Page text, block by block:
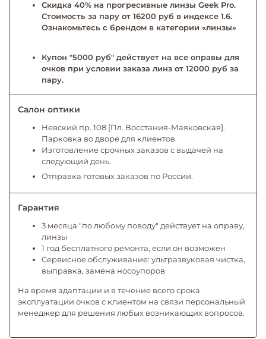
Скидка 40% на прогресивные линзы Geek Pro.
Стоимость за пару от 16200 руб в индексе 1.6.
Ознакомьтесь с брендом в категории «линзы»
Купон "5000 руб" действует на все оправы для
очков при условии заказа линз от 12000 руб за
пару.
Салон оптики
Невский пр. 108 [Пл. Восстания-Маяковская].
Парковка во дворе для клиентов
Изготовление срочных заказов с выдачей на
следующий день.
Отправка готовых заказов по России.
Гарантия
3 месяца "по любому поводу" действует на оправу,
линзы
1 год бесплатного ремонта, если он возможен
Сервисное обслуживание: ультразвуковая чистка,
выправка, замена носоупоров
На время адаптации и в течение всего срока
эксплуатации очков с клиентом на связи персональный
менеджер для решения любых возникающих вопросов.